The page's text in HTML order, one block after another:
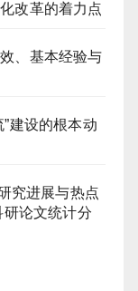
改革的着力点
、基本经验与
建设的根本动
究进展与热点
论文统计分